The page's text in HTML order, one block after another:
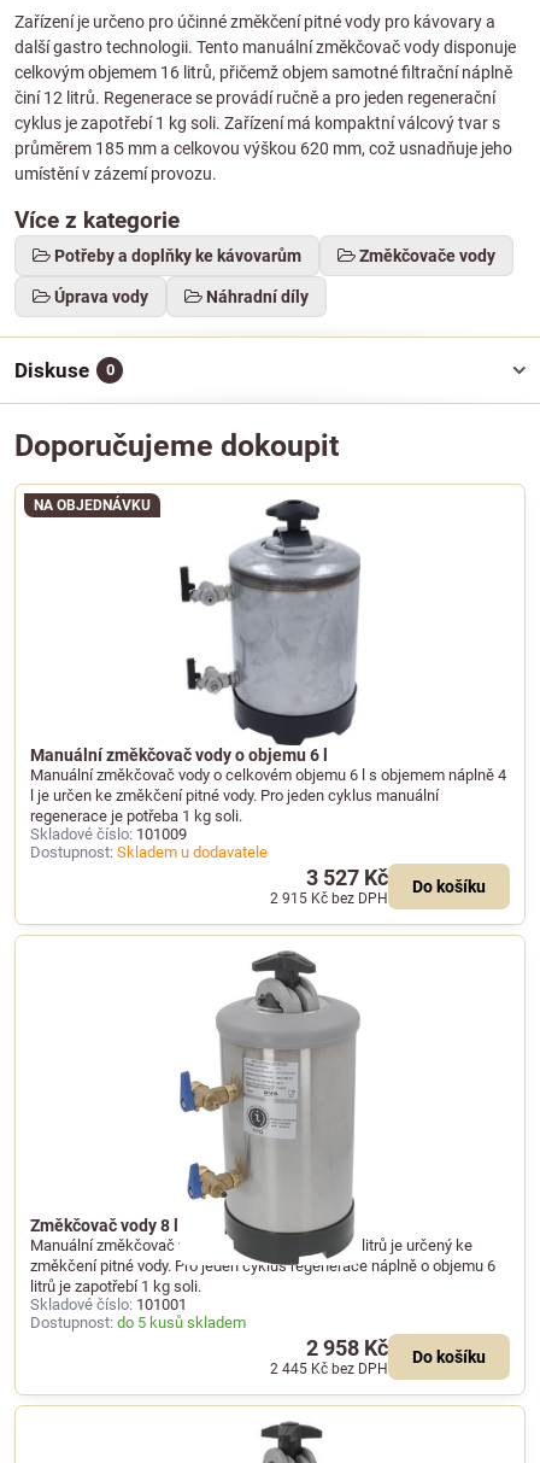
Zařízení je určeno pro účinné změkčení pitné vody pro kávovary a
další gastro technologii. Tento manuální změkčovač vody disponuje
celkovým objemem 16 litrů, přičemž objem samotné filtrační náplně
činí 12 litrů. Regenerace se provádí ručně a pro jeden regenerační
cyklus je zapotřebí 1 kg soli. Zařízení má kompaktní válcový tvar s
průměrem 185 mm a celkovou výškou 620 mm, což usnadňuje jeho
umístění v zázemí provozu.
Více z kategorie
Potřeby a doplňky ke kávovarům Změkčovače vody
Úprava vody Náhradní díly
Diskuse 0
Doporučujeme dokoupit
Manuální změkčovač vody o objemu 6 l
NA OBJEDNÁVKU
Manuální změkčovač vody o celkovém objemu 6 l s objemem náplně 4
l je určen ke změkčení pitné vody. Pro jeden cyklus manuální
regenerace je potřeba 1 kg soli.
Skladové číslo: 101009
Dostupnost: Skladem u dodavatele
3 527 Kč
2 915 Kč bez DPH
Do košíku
Změkčovač vody 8 l s manuální regenerací
Manuální změkčovač vody o celkovém objemu 8 litrů je určený ke
změkčení pitné vody. Pro jeden cyklus regenerace náplně o objemu 6
litrů je zapotřebí 1 kg soli.
Skladové číslo: 101001
Dostupnost: do 5 kusů skladem
2 958 Kč
2 445 Kč bez DPH
Do košíku